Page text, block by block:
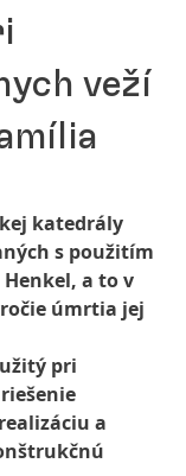
veží
katedrály
s použitím
a to v
úmrtia jej
pri
a